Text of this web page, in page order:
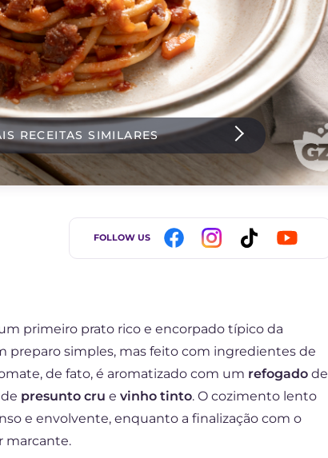
RECEITAS SIMILARES
FOLLOW US
primeiro prato rico e encorpado típico da
preparo simples, mas feito com ingredientes de
de fato, é aromatizado com um refogado de
presunto cru e vinho tinto. O cozimento lento
e envolvente, enquanto a finalização com o
marcante.